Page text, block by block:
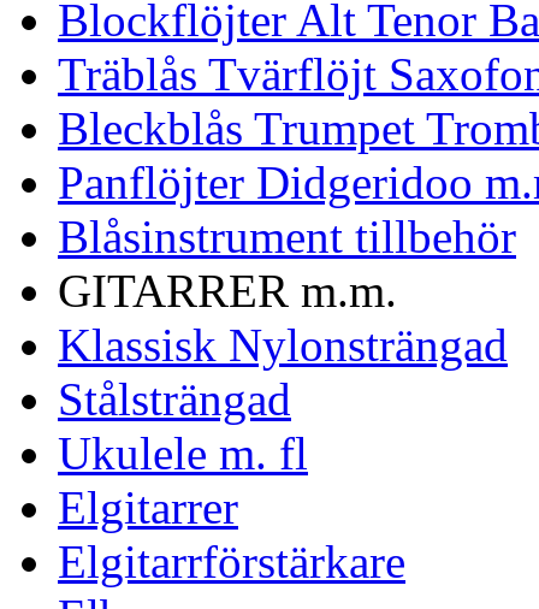
Blockflöjter Alt Tenor
Träblås Tvärflöjt
Bleckblås Trumpet
Panflöjter Didgeridoo
Blåsinstrument tillbehör
GITARRER m.m.
Klassisk Nylonsträngad
Stålsträngad
Ukulele m. fl
Elgitarrer
Elgitarrförstärkare